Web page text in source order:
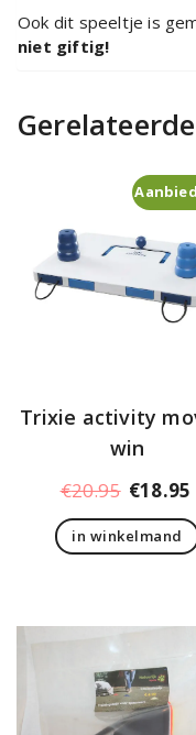
Ook dit speeltje is
niet giftig!
Trixie activity
win
€20.95
prijs
was:
€18.95
in winkelmand